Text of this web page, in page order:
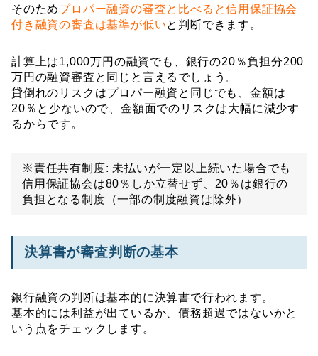
そのためプロパー融資の審査と比べると信用保証協会
付き融資の審査は基準が低いと判断できます。
計算上は1,000万円の融資でも、銀行の20％負担分200
万円の融資審査と同じと言えるでしょう。
貸倒れのリスクはプロパー融資と同じでも、金額は
20％と少ないので、金額面でのリスクは大幅に減少す
るからです。
※責任共有制度: 未払いが一定以上続いた場合でも
信用保証協会は80％しか立替せず、20％は銀行の
負担となる制度（一部の制度融資は除外）
決算書が審査判断の基本
銀行融資の判断は基本的に決算書で行われます。
基本的には利益が出ているか、債務超過ではないかと
いう点をチェックします。